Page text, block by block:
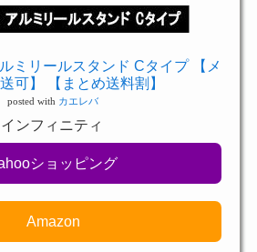
ミリールスタンド Cタイプ 【メ
可】 【まとめ送料割】
posted with カエレバ
ンフィニティ
ショッピング
Amazon